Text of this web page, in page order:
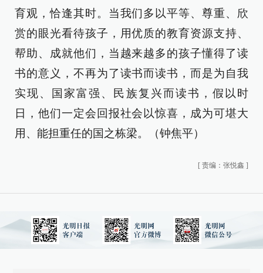
育观，恰逢其时。当我们多以平等、尊重、欣
赏的眼光看待孩子，用优质的教育资源支持、
帮助、成就他们，当越来越多的孩子懂得了读
书的意义，不再为了读书而读书，而是为自我
实现、国家富强、民族复兴而读书，假以时
日，他们一定会回报社会以惊喜，成为可堪大
用、能担重任的国之栋梁。（钟焦平）
[ 责编：张悦鑫 ]